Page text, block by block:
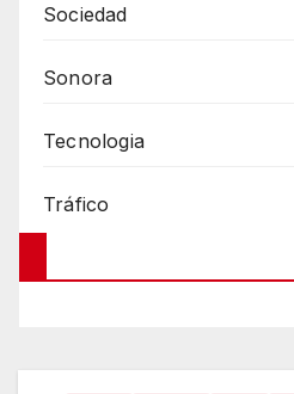
Sociedad
Sonora
Tecnologia
Tráfico